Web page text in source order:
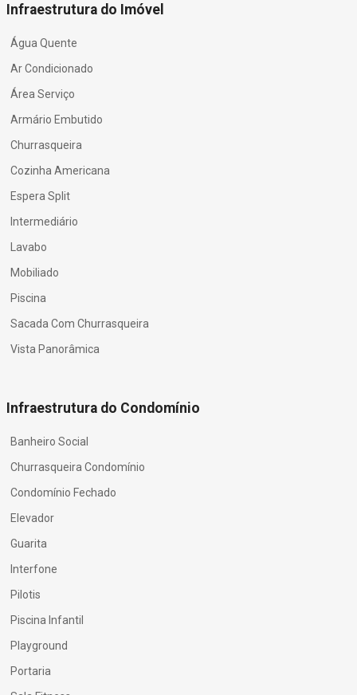
Infraestrutura do Imóvel
Água Quente
Ar Condicionado
Área Serviço
Armário Embutido
Churrasqueira
Cozinha Americana
Espera Split
Intermediário
Lavabo
Mobiliado
Piscina
Sacada Com Churrasqueira
Vista Panorâmica
Infraestrutura do Condomínio
Banheiro Social
Churrasqueira Condomínio
Condomínio Fechado
Elevador
Guarita
Interfone
Pilotis
Piscina Infantil
Playground
Portaria